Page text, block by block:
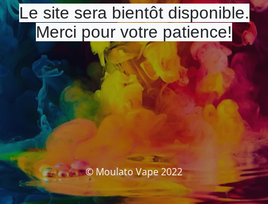
Le site sera bientôt disponible.
Merci pour votre patience!
© Moulato Vape 2022